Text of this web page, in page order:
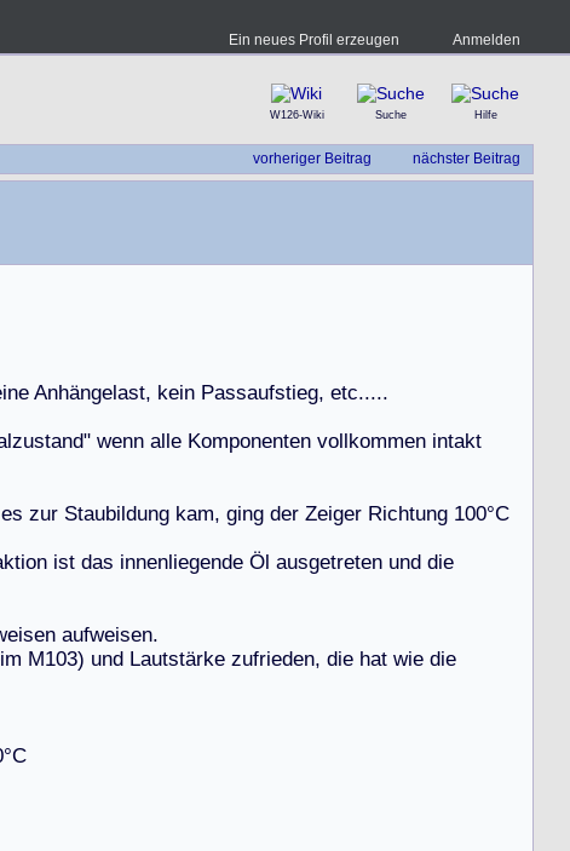
Ein neues Profil erzeugen Anmelden
W126-Wiki Suche Hilfe
vorheriger Beitrag nächster Beitrag
ine Anhängelast, kein Passaufstieg, etc.....
lzustand" wenn alle Komponenten vollkommen intakt
es zur Staubildung kam, ging der Zeiger Richtung 100°C
ktion ist das innenliegende Öl ausgetreten und die
eisen aufweisen.
im M103) und Lautstärke zufrieden, die hat wie die
°C